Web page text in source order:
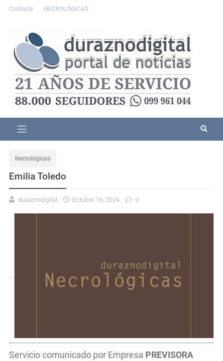
Contacto NECROLÓGICAS
Necrológicas
Emilia Toledo
duraznodigital Octubre 16, 2024 0
.
Servicio comunicado por Empresa PREVISORA